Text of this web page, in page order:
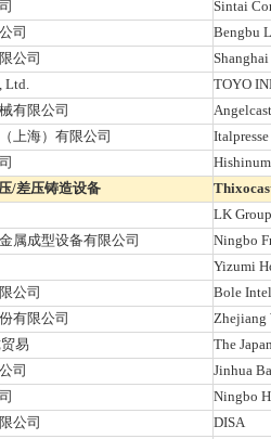
Sintai
司
Bengbu
公司
Ltd.
TOYO
有限公司
上海）有限公司
/差压铸造设备
LK Group
属成型设备有限公司
Ningbo
Yizumi
公司
Bole
有限公司
Zhejiang
易
The
司
Jinhua
Ningbo
公司
DISA